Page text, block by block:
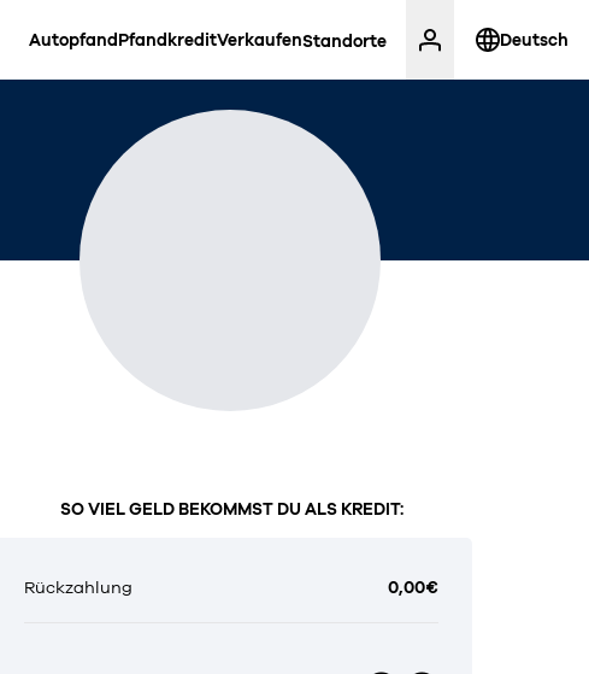
AutopfandPfandkreditVerkaufenStandorte Deutsch
SO VIEL GELD BEKOMMST DU ALS KREDIT:
Rückzahlung 0,00€